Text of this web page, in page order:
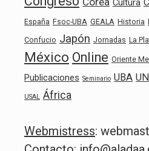
Cultura
España Fsoc-UBA GEALA Historia
Confucio Japón Jornadas La
México Online Oriente
Publicaciones Seminario UBA
USAL África
Webmistress: